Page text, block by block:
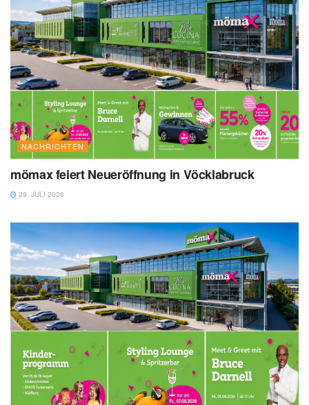
NACHRICHTEN
mömax feiert Neueröffnung in Vöcklabruck
29. JULI 2026